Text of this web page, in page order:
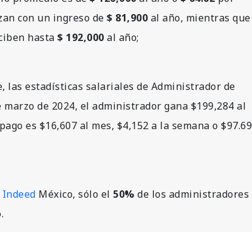
con un ingreso de $ 81,900 al año, mientras que
hasta $ 192,000 al año;
las estadísticas salariales de Administrador de
de 2024, el administrador gana $199,284 al
es $16,607 al mes, $4,152 a la semana o $97.69
Indeed México, sólo el 50% de los administradores